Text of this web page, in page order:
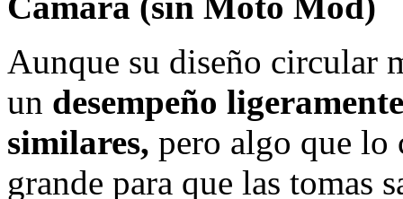
Aunque su diseño circular
un desempeño
similares, pero algo que lo
grande para que las tomas